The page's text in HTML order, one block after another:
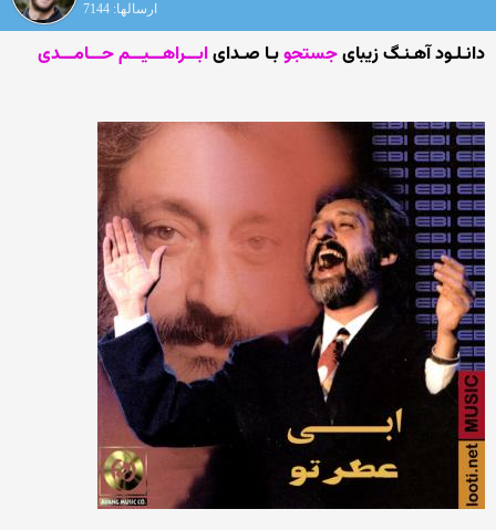
ارسالها: 7144
دانـلـود آهـنـگ زیبایجستجوبـا صـدایابـــراهـــیـــم حـــامـــدی